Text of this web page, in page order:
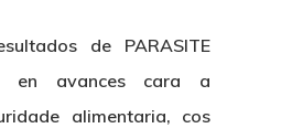
de PARASITE
en avances cara a
alimentaria, cos